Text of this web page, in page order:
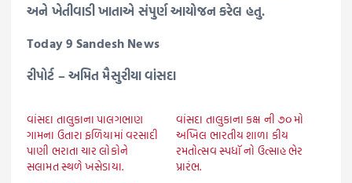
અને ખેતીવાડી ખાતાએ સંપુર્ણ આયોજન કરેલ હતુ.
Today 9 Sandesh News
રીપોર્ટ – અમિત મૈસુરીયા વાંસદા
વાંસદા તાલુકાના પાલગભાણ
ગામના ઉતારા ફળિયામાં વરસાદી
પાણી ભરાતા ચાર લોકોને
સલામત સ્થળે ખસેડાયા.
વાંસદા તાલુકાના કક્ષ ની ૭૦ મો
અખિલ ભારતીય શાળા કીય
રમતોત્સવ સ્પધૉ નો ઉત્સાહ ભેર
પ્રારંભ.